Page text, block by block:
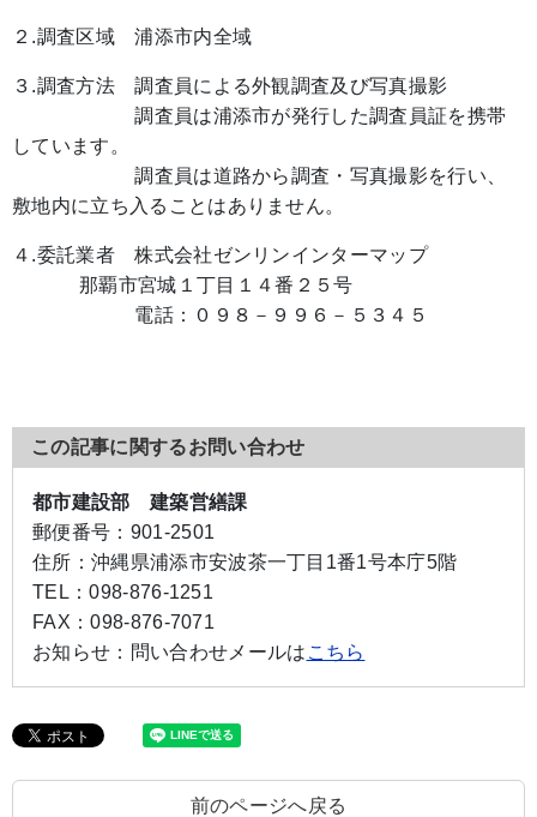
２.調査区域 浦添市内全域
３.調査方法 調査員による外観調査及び写真撮影
調査員は浦添市が発行した調査員証を携帯
しています。
調査員は道路から調査・写真撮影を行い、
敷地内に立ち入ることはありません。
４.委託業者 株式会社ゼンリンインターマップ
那覇市宮城１丁目１４番２５号
電話：０９８－９９６－５３４５
この記事に関するお問い合わせ
都市建設部 建築営繕課
郵便番号： 901-2501
住所： 沖縄県浦添市安波茶一丁目1番1号本庁5階
TEL：098-876-1251
FAX：098-876-7071
お知らせ： 問い合わせメールは こちら
前のページへ戻る